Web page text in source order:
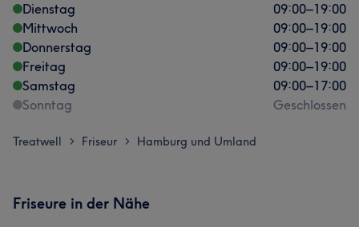
Dienstag
09:00–19:00
Mittwoch
09:00–19:00
Donnerstag
09:00–19:00
Freitag
09:00–19:00
Samstag
09:00–17:00
Sonntag
Geschlossen
Treatwell > Friseur > Hamburg und Umland
Friseure in der Nähe